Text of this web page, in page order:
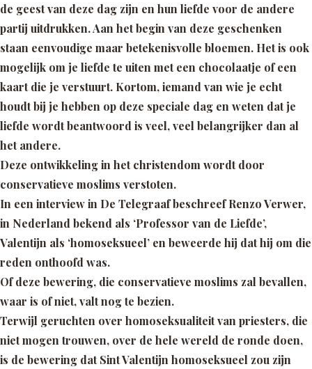
de geest van deze dag zijn en hun liefde voor de andere
partij uitdrukken. Aan het begin van deze geschenken
staan eenvoudige maar betekenisvolle bloemen. Het is ook
mogelijk om je liefde te uiten met een chocolaatje of een
kaart die je verstuurt. Kortom, iemand van wie je echt
houdt bij je hebben op deze speciale dag en weten dat je
liefde wordt beantwoord is veel, veel belangrijker dan al
het andere.
Deze ontwikkeling in het christendom wordt door
conservatieve moslims verstoten.
In een interview in De Telegraaf beschreef Renzo Verwer,
in Nederland bekend als ‘Professor van de Liefde’,
Valentijn als ‘homoseksueel’ en beweerde hij dat hij om die
reden onthoofd was.
Of deze bewering, die conservatieve moslims zal bevallen,
waar is of niet, valt nog te bezien.
Terwijl geruchten over homoseksualiteit van priesters, die
niet mogen trouwen, over de hele wereld de ronde doen,
is de bewering dat Sint Valentijn homoseksueel zou zijn